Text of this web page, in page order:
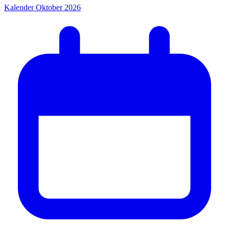
Kalender Oktober 2026